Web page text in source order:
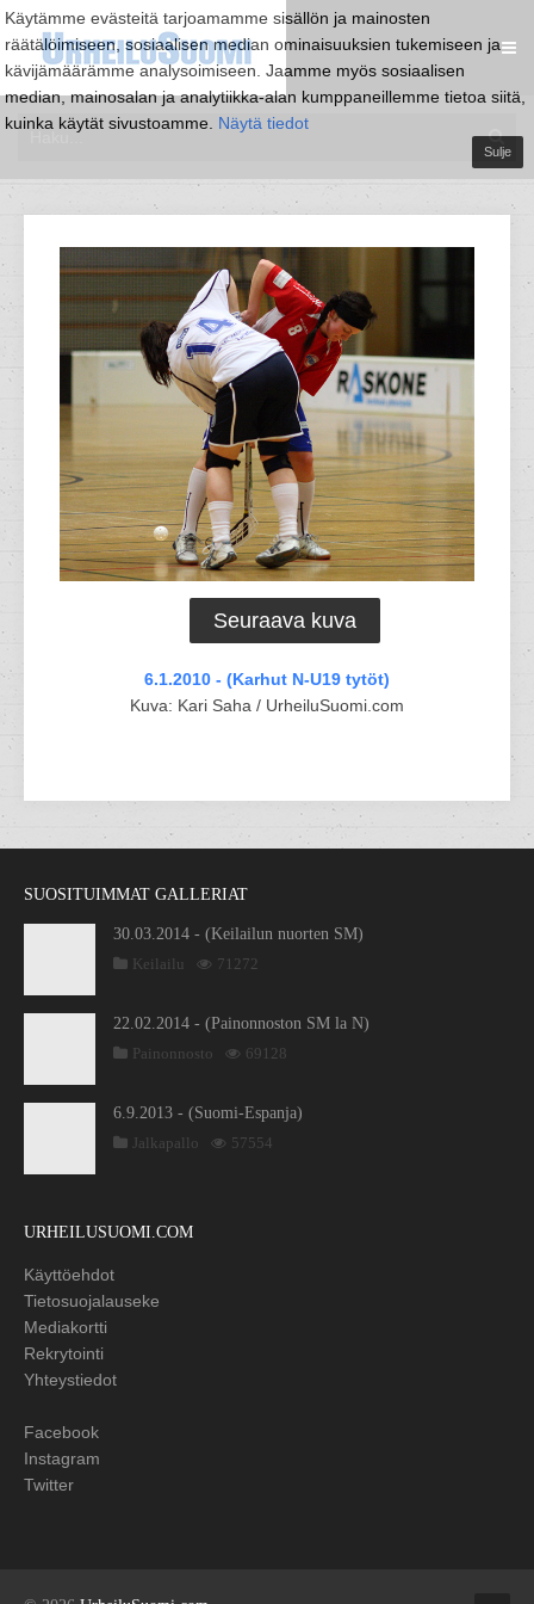
Käytämme evästeitä tarjoamamme sisällön ja mainosten
räätälöimiseen, sosiaalisen median ominaisuuksien tukemiseen ja
kävijämäärämme analysoimiseen. Jaamme myös sosiaalisen
median, mainosalan ja analytiikka-alan kumppaneillemme tietoa siitä,
kuinka käytät sivustoamme. Näytä tiedot
Sulje
Seuraava kuva
6.1.2010 - (Karhut N-U19 tytöt)
Kuva: Kari Saha / UrheiluSuomi.com
SUOSITUIMMAT GALLERIAT
30.03.2014 - (Keilailun nuorten SM)
Keilailu
71272
22.02.2014 - (Painonnoston SM la N)
Painonnosto
69128
6.9.2013 - (Suomi-Espanja)
Jalkapallo
57554
URHEILUSUOMI.COM
Käyttöehdot
Tietosuojalauseke
Mediakortti
Rekrytointi
Yhteystiedot
Facebook
Instagram
Twitter